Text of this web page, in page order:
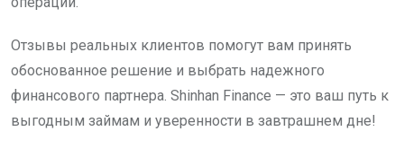
Отзывы реальных клиентов помогут вам принять
обоснованное решение и выбрать надежного
финансового партнера. Shinhan Finance — это ваш путь к
выгодным займам и уверенности в завтрашнем дне!